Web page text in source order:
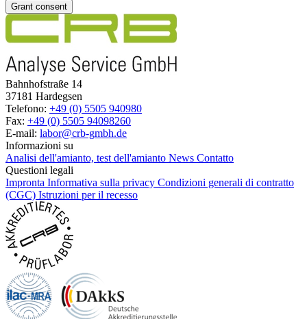
Grant consent
Bahnhofstraße 14
37181 Hardegsen
Telefono: +49 (0) 5505 940980
Fax: +49 (0) 5505 94098260
E-mail: labor@crb-gmbh.de
Informazioni su
Analisi dell'amianto, test dell'amianto News Contatto
Questioni legali
Impronta Informativa sulla privacy Condizioni generali di contratto
(CGC) Istruzioni per il recesso